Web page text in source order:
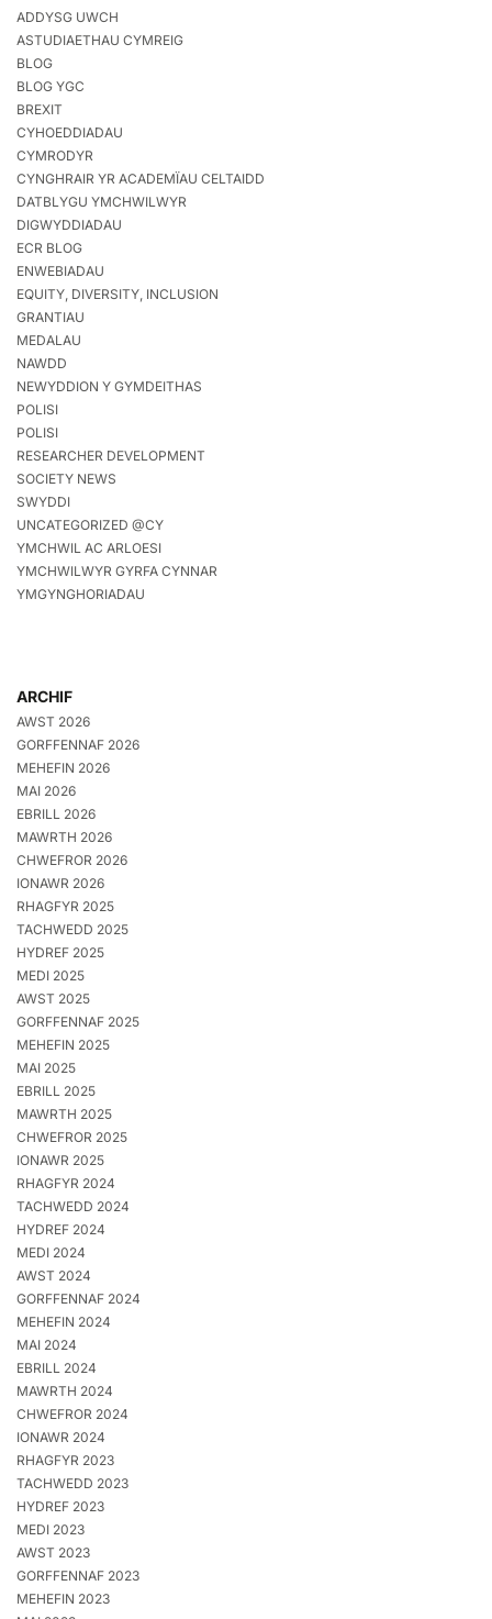
ADDYSG UWCH
ASTUDIAETHAU CYMREIG
BLOG
BLOG YGC
BREXIT
CYHOEDDIADAU
CYMRODYR
CYNGHRAIR YR ACADEMÏAU CELTAIDD
DATBLYGU YMCHWILWYR
DIGWYDDIADAU
ECR BLOG
ENWEBIADAU
EQUITY, DIVERSITY, INCLUSION
GRANTIAU
MEDALAU
NAWDD
NEWYDDION Y GYMDEITHAS
POLISI
POLISI
RESEARCHER DEVELOPMENT
SOCIETY NEWS
SWYDDI
UNCATEGORIZED @CY
YMCHWIL AC ARLOESI
YMCHWILWYR GYRFA CYNNAR
YMGYNGHORIADAU
ARCHIF
AWST 2026
GORFFENNAF 2026
MEHEFIN 2026
MAI 2026
EBRILL 2026
MAWRTH 2026
CHWEFROR 2026
IONAWR 2026
RHAGFYR 2025
TACHWEDD 2025
HYDREF 2025
MEDI 2025
AWST 2025
GORFFENNAF 2025
MEHEFIN 2025
MAI 2025
EBRILL 2025
MAWRTH 2025
CHWEFROR 2025
IONAWR 2025
RHAGFYR 2024
TACHWEDD 2024
HYDREF 2024
MEDI 2024
AWST 2024
GORFFENNAF 2024
MEHEFIN 2024
MAI 2024
EBRILL 2024
MAWRTH 2024
CHWEFROR 2024
IONAWR 2024
RHAGFYR 2023
TACHWEDD 2023
HYDREF 2023
MEDI 2023
AWST 2023
GORFFENNAF 2023
MEHEFIN 2023